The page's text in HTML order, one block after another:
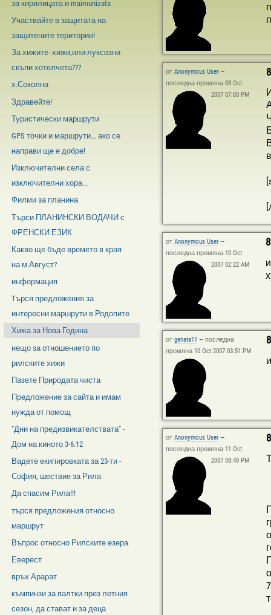
отAnonymous User —
последна промяна 08 Oct
2007 07:03 PM
отAnonymous User —
последна промяна 10 Oct
2007 02:22 AM
отgenata11 —последна
промяна 10 Oct 2007 03:51 PM
отAnonymous User —
последна промяна 11 Oct
2007 08:49 PM
за кирилицата и maimunizata
Участвайте в защитата на
защитените територии!
За хижите -хижи,или-луксозни
скъпи хотелчета???
х.Соколна
Здравейте!
Туристически маршрути
GPS точки и маршрути... ако се
направи ще е добре!
Изключителни села с
изключителни хора...
Филми за планина
Търси ПЛАНИНСКИ ВОДАЧИ с
ФРЕНСКИ ЕЗИК
Какво ще бъде времето в края
на м.Август?
информация
Tърся предложения за
интересни маршрути в Родопите
Хижа за Нова Година
нещо за отношението по
рилските хижи
Пазете Природата чиста
Предложение за сайта и имам
нужда от помощ
"Дни на предизвикателствата" -
Дом на киното 3-6.12
Вадете екипировката за 23-ти -
София, шествие за Рила
Да спасим Рила!!!
търся предложения относно
маршрут
Въпрос относно Рилските езера
Еверест
връх Арарат
къмпинзи за палтки през летния
сезон, да стават и за деца